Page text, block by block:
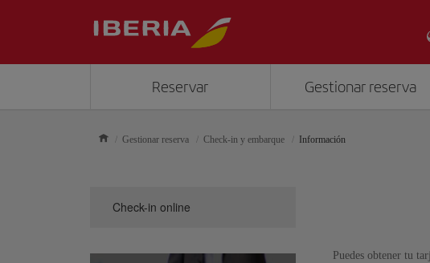
Reservar Gestionar reserva
Gestionar reserva Check-in y embarque Información
Puedes obtener tu
Check-in online